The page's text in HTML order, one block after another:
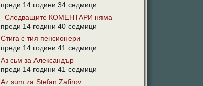
преди 14 години 34 седмици
Следващите КОМЕНТАРИ няма
преди 14 години 40 седмици
Стига с тия пенсионери
преди 14 години 41 седмици
Аз сьм за Александър
преди 14 години 41 седмици
Az sum za Stefan Zafirov